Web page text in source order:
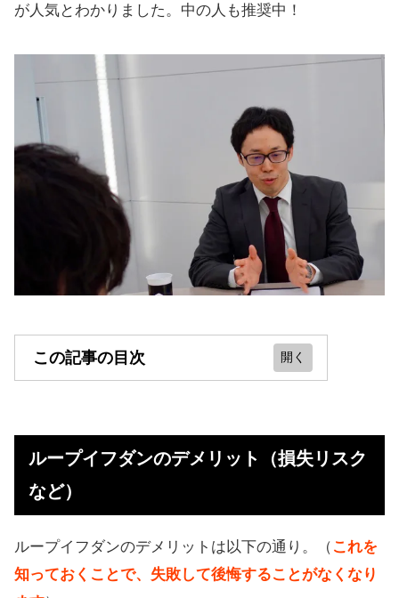
が人気とわかりました。中の人も推奨中！
この記事の目次
リスクなど）
お得！資金をもらう方法
損しないための対策（分散投資、出
ループイフダンのデメリットまとめ
ループイフダンのデメリット（損失リスク
など）
ループイフダンのデメリットは以下の通り。（ これを
知っておくことで、失敗して後悔することがなくなり